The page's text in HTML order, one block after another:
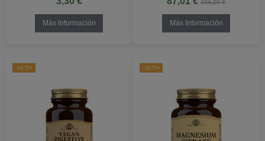
Más Información
104,20 €
Más Información
-16,5% -16,5%